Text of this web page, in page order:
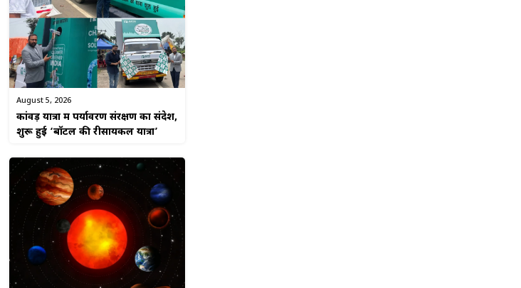
August 5, 2026
कांवड़ यात्रा में पर्यावरण संरक्षण का संदेश,
शुरू हुई ‘बॉटल की रीसायकल यात्रा’